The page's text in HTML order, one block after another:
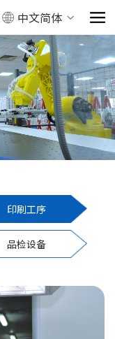
中文简体
印刷工序
品检设备